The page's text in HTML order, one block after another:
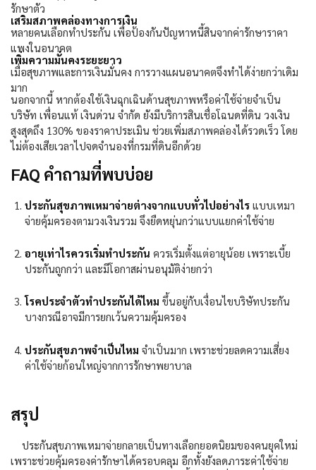
รักษาตัว
เสริมสภาพคล่องทางการเงิน
หลายคนเลือกทำประกัน เพื่อป้องกันปัญหาหนี้สินจากค่ารักษาราคา
แพงในอนาคต
เพิ่มความมั่นคงระยะยาว
เมื่อสุขภาพและการเงินมั่นคง การวางแผนอนาคตจึงทำได้ง่ายกว่าเดิม
มาก
นอกจากนี้ หากต้องใช้เงินฉุกเฉินด้านสุขภาพหรือค่าใช้จ่ายจำเป็น
บริษัท เพื่อนแท้ เงินด่วน จำกัด ยังมีบริการสินเชื่อโฉนดที่ดิน วงเงิน
สูงสุดถึง 130% ของราคาประเมิน ช่วยเพิ่มสภาพคล่องได้รวดเร็ว โดย
ไม่ต้องเสียเวลาไปจดจำนองที่กรมที่ดินอีกด้วย
FAQ คำถามที่พบบ่อย
ประกันสุขภาพเหมาจ่ายต่างจากแบบทั่วไปอย่างไร แบบเหมา
จ่ายคุ้มครองตามวงเงินรวม จึงยืดหยุ่นกว่าแบบแยกค่าใช้จ่าย
อายุเท่าไรควรเริ่มทำประกัน ควรเริ่มตั้งแต่อายุน้อย เพราะเบี้ย
ประกันถูกกว่า และมีโอกาสผ่านอนุมัติง่ายกว่า
โรคประจำตัวทำประกันได้ไหม ขึ้นอยู่กับเงื่อนไขบริษัทประกัน
บางกรณีอาจมีการยกเว้นความคุ้มครอง
ประกันสุขภาพจำเป็นไหม จำเป็นมาก เพราะช่วยลดความเสี่ยง
ค่าใช้จ่ายก้อนใหญ่จากการรักษาพยาบาล
สรุป
ประกันสุขภาพเหมาจ่ายกลายเป็นทางเลือกยอดนิยมของคนยุคใหม่
เพราะช่วยคุ้มครองค่ารักษาได้ครอบคลุม อีกทั้งยังลดภาระค่าใช้จ่าย